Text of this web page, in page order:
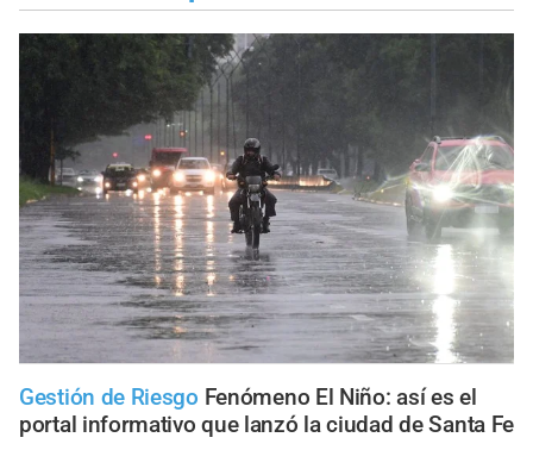
Gestión de Riesgo Fenómeno El Niño: así es el
portal informativo que lanzó la ciudad de Santa Fe